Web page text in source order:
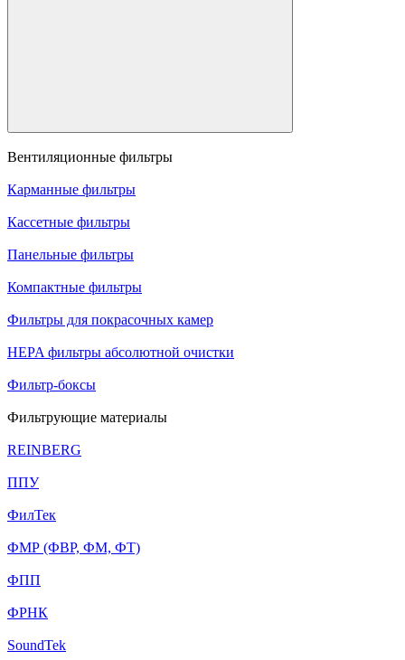
Вентиляционные фильтры
Карманные фильтры
Кассетные фильтры
Панельные фильтры
Компактные фильтры
Фильтры для покрасочных камер
HEPA фильтры абсолютной очистки
Фильтр-боксы
Фильтрующие материалы
REINBERG
ППУ
ФилТек
ФМР (ФВР, ФМ, ФТ)
ФПП
ФРНК
SoundTek